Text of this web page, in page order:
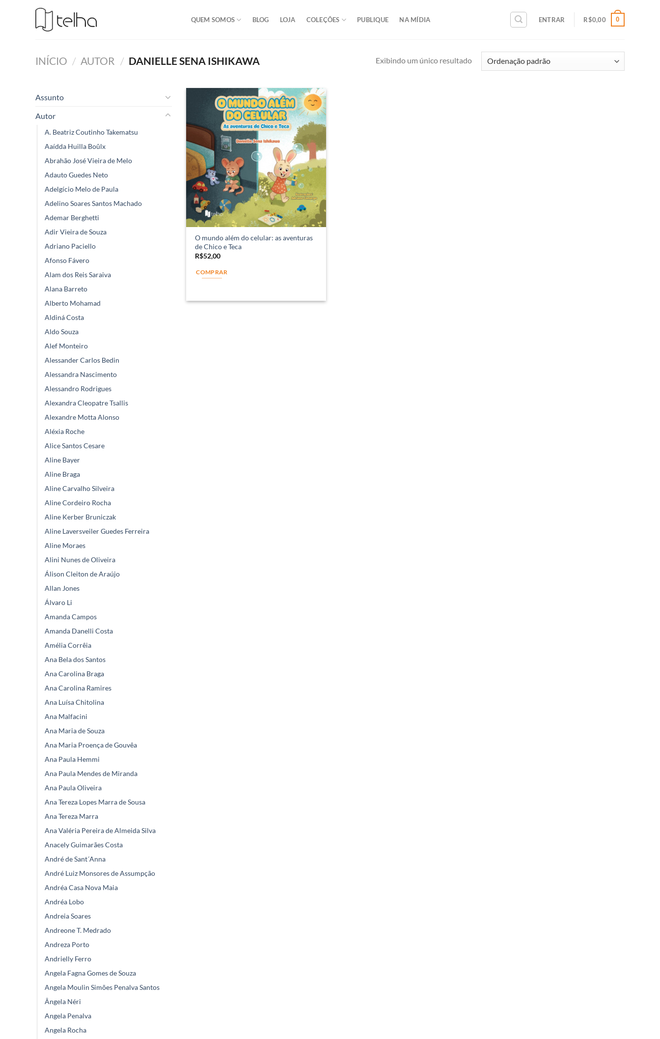
QUEM SOMOS BLOG LOJA COLEÇÕES PUBLIQUE NA MÍDIA ENTRAR R$0,00 0
INÍCIO / AUTOR / DANIELLE SENA ISHIKAWA Exibindo um único resultado
Assunto
Autor
A. Beatriz Coutinho Takematsu
Aaídda Huilla Boûlx
Abrahão José Vieira de Melo
Adauto Guedes Neto
Adelgício Melo de Paula
Adelino Soares Santos Machado
Ademar Berghetti
Adir Vieira de Souza
Adriano Paciello
Afonso Fávero
Alam dos Reis Saraiva
Alana Barreto
Alberto Mohamad
Aldiná Costa
Aldo Souza
Alef Monteiro
Alessander Carlos Bedin
Alessandra Nascimento
Alessandro Rodrigues
Alexandra Cleopatre Tsallis
Alexandre Motta Alonso
Aléxia Roche
Alice Santos Cesare
Aline Bayer
Aline Braga
Aline Carvalho Silveira
Aline Cordeiro Rocha
Aline Kerber Bruniczak
Aline Laversveiler Guedes Ferreira
Aline Moraes
Alini Nunes de Oliveira
Álison Cleiton de Araújo
Allan Jones
Álvaro Li
Amanda Campos
Amanda Danelli Costa
Amélia Corrêia
Ana Bela dos Santos
Ana Carolina Braga
Ana Carolina Ramires
Ana Luísa Chitolina
Ana Malfacini
Ana Maria de Souza
Ana Maria Proença de Gouvêa
Ana Paula Hemmi
Ana Paula Mendes de Miranda
Ana Paula Oliveira
Ana Tereza Lopes Marra de Sousa
Ana Tereza Marra
Ana Valéria Pereira de Almeida Silva
Anacely Guimarães Costa
André de Sant´Anna
André Luiz Monsores de Assumpção
Andréa Casa Nova Maia
Andréa Lobo
Andreia Soares
Andreone T. Medrado
Andreza Porto
Andrielly Ferro
Angela Fagna Gomes de Souza
Angela Moulin Simões Penalva Santos
Ângela Néri
Angela Penalva
Angela Rocha
O mundo além do celular: as aventuras
de Chico e Teca
R$52,00
COMPRAR